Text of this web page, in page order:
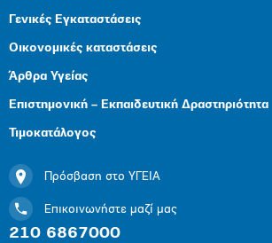
Γενικές Εγκαταστάσεις
Οικονομικές καταστάσεις
Άρθρα Υγείας
Επιστημονική – Εκπαιδευτική Δραστηριότητα
Τιμοκατάλογος
Πρόσβαση στο ΥΓΕΙΑ
Επικοινωνήστε μαζί μας
210 6867000